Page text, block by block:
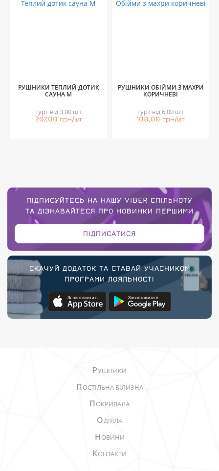
РУШНИКИ ТЕПЛИЙ ДОТИК
САУНА М
гурт від 3.00 шт
207,00 грн/шт
РУШНИКИ ОБІЙМИ З МАХРИ
КОРИЧНЕВІ
гурт від 6.00 шт
108,00 грн/шт
ПІДПИСУЙТЕСЬ НА НАШУ VIBER СПІЛЬНОТУ
ТА ДІЗНАВАЙТЕСЯ ПРО НОВИНКИ ПЕРШИМИ
ПІДПИСАТИСЯ
СКАЧУЙ ДОДАТОК ТА СТАВАЙ УЧАСНИКОМ
ПРОГРАМИ ЛОЯЛЬНОСТІ
РУШНИКИ
ПОСТІЛЬНА БІЛИЗНА
ПОКРИВАЛА
ОДІЯЛА
НОВИНИ
КОНТАКТИ